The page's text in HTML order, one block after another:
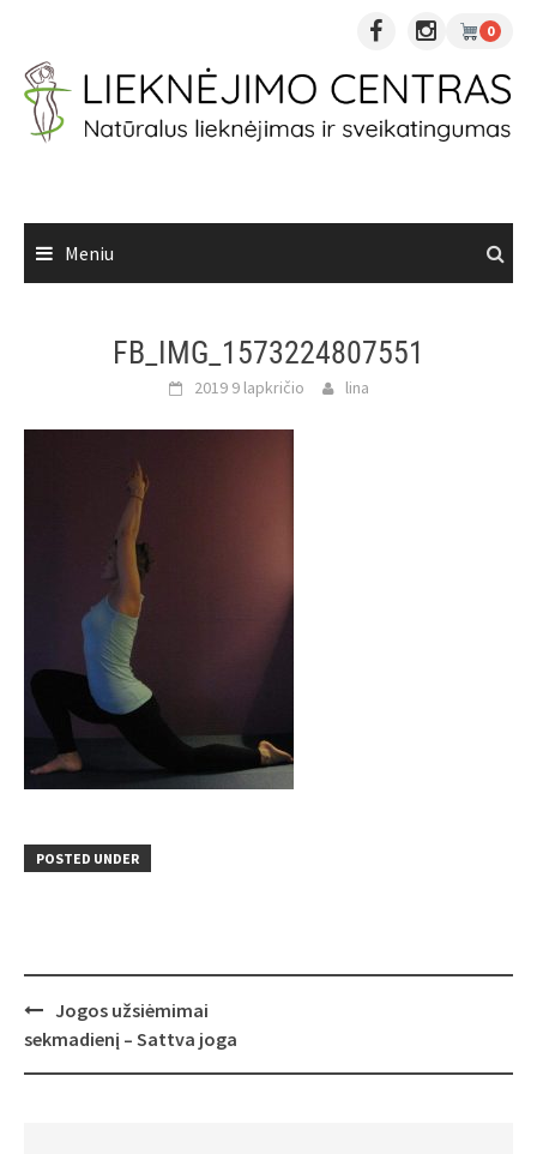
content
0
Meniu
FB_IMG_1573224807551
2019 9 lapkričio lina
POSTED UNDER
Post
navigation
Jogos užsiėmimai
sekmadienį – Sattva joga